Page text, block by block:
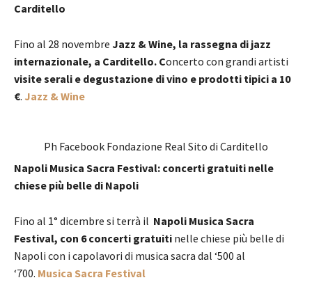
Carditello
Fino al 28 novembre Jazz & Wine, la rassegna di jazz
internazionale, a Carditello. Concerto con grandi artisti
visite serali e degustazione di vino e prodotti tipici a 10
€. Jazz & Wine
Ph Facebook Fondazione Real Sito di Carditello
Napoli Musica Sacra Festival: concerti gratuiti nelle
chiese più belle di Napoli
Fino al 1° dicembre si terrà il Napoli Musica Sacra
Festival, con 6 concerti gratuiti nelle chiese più belle di
Napoli con i capolavori di musica sacra dal ‘500 al
‘700. Musica Sacra Festival